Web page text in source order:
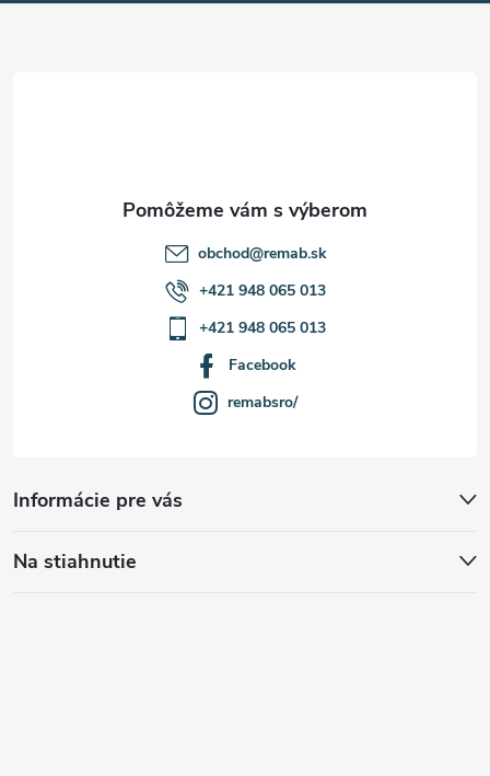
Informácie pre vás
Na stiahnutie
obchod@remab.sk
+421 948 065 013
+421 948 065 013
Facebook
remabsro/